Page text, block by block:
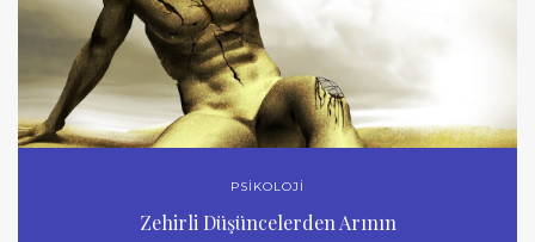
PSİKOLOJİ
Zehirli Düşüncelerden Arının